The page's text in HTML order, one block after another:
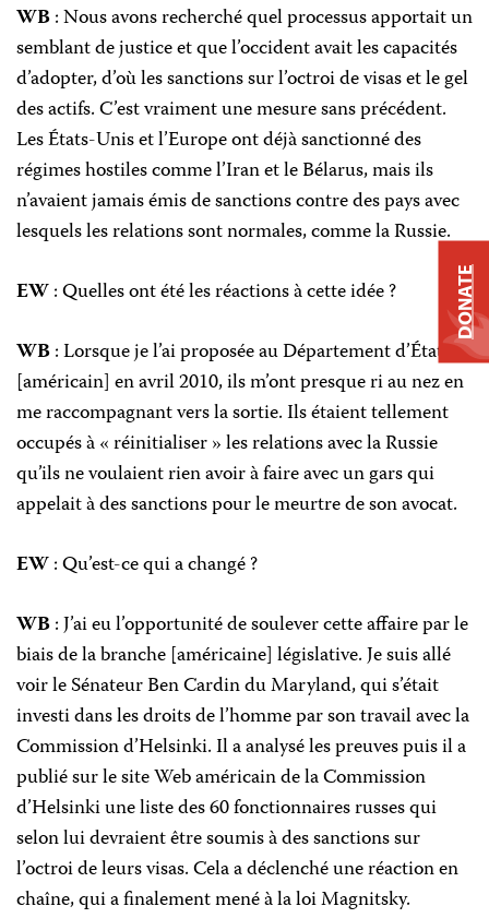
WB: Nous avons recherché quel processus apportait un
semblant de justice et que l’occident avait les capacités
d’adopter, d’où les sanctions sur l’octroi de visas et le gel
des actifs. C’est vraiment une mesure sans précédent.
Les États-Unis et l’Europe ont déjà sanctionné des
régimes hostiles comme l’Iran et le Bélarus, mais ils
n’avaient jamais émis de sanctions contre des pays avec
lesquels les relations sont normales, comme la Russie.
EW: Quelles ont été les réactions à cette idée ?
WB: Lorsque je l’ai proposée au Département d’État
[américain] en avril 2010, ils m’ont presque ri au nez en
me raccompagnant vers la sortie. Ils étaient tellement
occupés à « réinitialiser » les relations avec la Russie
qu’ils ne voulaient rien avoir à faire avec un gars qui
appelait à des sanctions pour le meurtre de son avocat.
EW: Qu’est-ce qui a changé ?
WB: J’ai eu l’opportunité de soulever cette affaire par le
biais de la branche [américaine] législative. Je suis allé
voir le Sénateur Ben Cardin du Maryland, qui s’était
investi dans les droits de l’homme par son travail avec la
Commission d’Helsinki. Il a analysé les preuves puis il a
publié sur le site Web américain de la Commission
d’Helsinki une liste des 60 fonctionnaires russes qui
selon lui devraient être soumis à des sanctions sur
l’octroi de leurs visas. Cela a déclenché une réaction en
chaîne, qui a finalement mené à la loi Magnitsky.
DONATE